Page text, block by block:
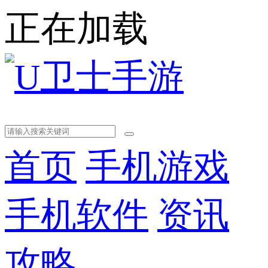
正在加载
首页 手机游戏
手机软件 资讯